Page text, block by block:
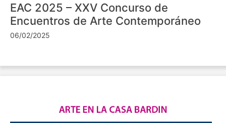
EAC 2025 – XXV Concurso de
Encuentros de Arte Contemporáneo
06/02/2025